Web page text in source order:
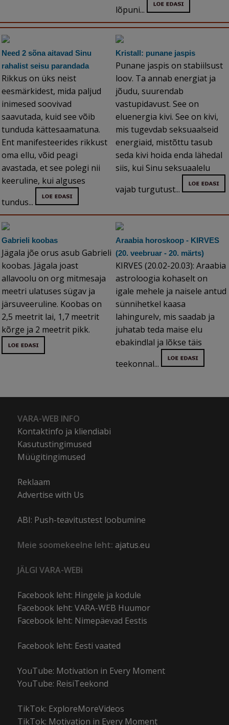
lõpuni...
Need 2 sõna aitavad Sinu
rahalist seisu parandada
Rikkus on üks neist
eesmärkidest, mida paljud
inimesed soovivad
saavutada, kuid see võib
tunduda kättesaamatuna.
Ent manifesteerides rikkust
oma ellu, võid peagi
avastada, et see polegi nii
keeruline, kui alguses
tundus...
Kristall: punane jaspis
Punane jaspis on stabiilsust
loov. Ta annab energiat ja
jõudu, suurendab
vastupidavust. See on
eluenergia kivi. See on kivi,
mis tugevdab seksuaalseid
energiaid, mistõttu tasub
seda kivi hoida enda lähedal
siis, kui Sinu seksuaalelu
vajab turgutust...
Gabrieli koobas
Jägala jõe orus asub Gabrieli
koobas. Jägala joast
allavoolu on org mitmesaja
meetri ulatuses sügav ja
järsuveeruline. Koobas on
2,5 meetrit lai, 1,7 meetrit
kõrge ja 2 meetrit pikk.
Araabia horoskoop - KIRVES
(20. veebruar - 20. märts)
KIRVES (20.02-20.03): Araabia
astroloogia kohaselt on
igale mehele ja naisele antud
sünnihetkel kaasa
lahingurelv, mis saadab ja
juhatab teda maise elu
ebakindlal ja lõkse täis
teekonnal...
VARA-WEB INFO
Kontaktinfo ja kliendiabi
Kasutustingimused
Müügitingimused
Reklaam
Advertise with Us
ABI: Push-teavitustest loobumine
Meie soomekeelne leht: ajatus.eu
JÄLGI VARA-WEBi
Facebook leht: Hingele ja kodule
Facebook leht: VARA-WEB Huumor
Facebook leht: Nimepäevad Eestis
Facebook leht: Eesti vaated
YouTube: Motivation in Every Moment
YouTube: ReisiTeekond
TikTok: ExploreMoreVideos
TikTok: Motivation in Every Moment